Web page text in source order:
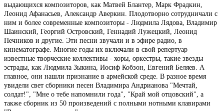
выдающихся композиторов, как Матвей Блантер, Марк Фрадкин,
Леонид Афанасьев, Александр Аверкин. Плодотворно сотрудничали с
ним и более современные композиторы - Людмила Лядова, Владимир
Шаинский, Георгий Островский, Геннадий Лужецкий, Леонид
Печников и другие. Эти песни звучали и в эфире радио, в
кинематографе. Многие годы их включали в свой репертуар
известные творческие коллективы - хоры, оркестры, такие звезды
эстрады, как Людмила Зыкина, Иосиф Кобзон, Евгений Беляев. А
главное, они нашли признание в армейской среде. В разное время
увидели свет сборники песен Владимира Андрианова "Мечтай,
солдат!", "Мне о тебе напомнили года", "Край мой отцовский", а
также сборник из 50 произведений с полными нотными клавирами